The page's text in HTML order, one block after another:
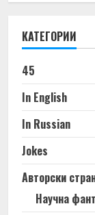
КАТЕГОРИИ
45
In English
In Russian
Jokes
Авторски
Научна